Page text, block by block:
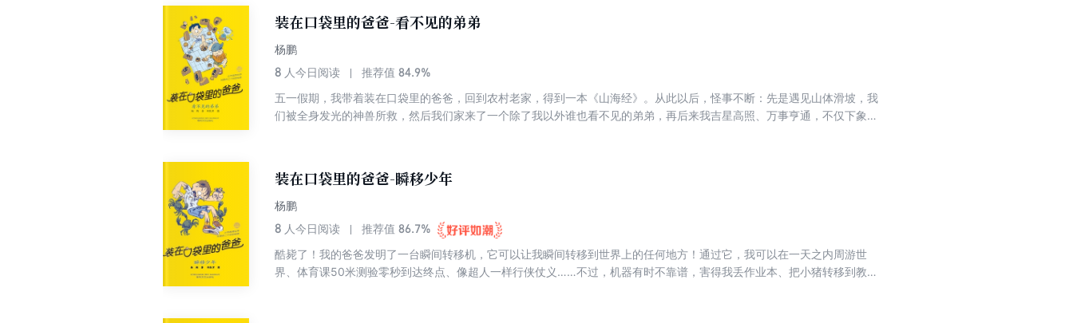
装在口袋里的爸爸-看不见的弟弟
杨鹏
8 人今日阅读 推荐值 84.9%
五一假期，我带着装在口袋里的爸爸，回到农村老家，得到一本《山海经》。从此以后，怪事不断：先是遇见山体滑坡，我
们被全身发光的神兽所救，然后我们家来了一个除了我以外谁也看不见的弟弟，再后来我吉星高照、万事亨通，不仅下象棋
装在口袋里的爸爸-瞬移少年
杨鹏
8 人今日阅读 推荐值 86.7%
酷毙了！我的爸爸发明了一台瞬间转移机，它可以让我瞬间转移到世界上的任何地方！通过它，我可以在一天之内周游世
界、体育课50米测验零秒到达终点、像超人一样行侠仗义……不过，机器有时不靠谱，害得我丢作业本、把小猪转移到教室